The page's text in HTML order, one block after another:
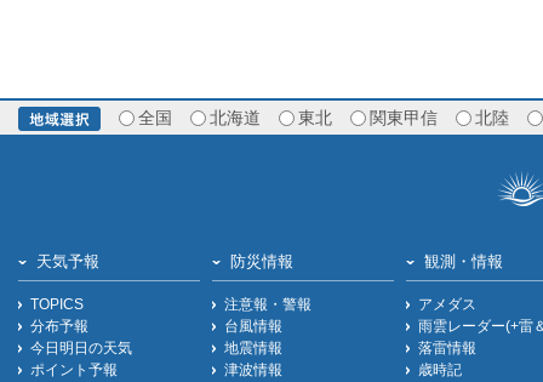
全国 北海道 東北 関東甲信 北陸
天気予報
TOPICS
分布予報
今日明日の天気
ポイント予報
防災情報
注意報・警報
台風情報
地震情報
津波情報
観測・情報
アメダス
雨雲レーダー(+雷
落雷情報
歳時記